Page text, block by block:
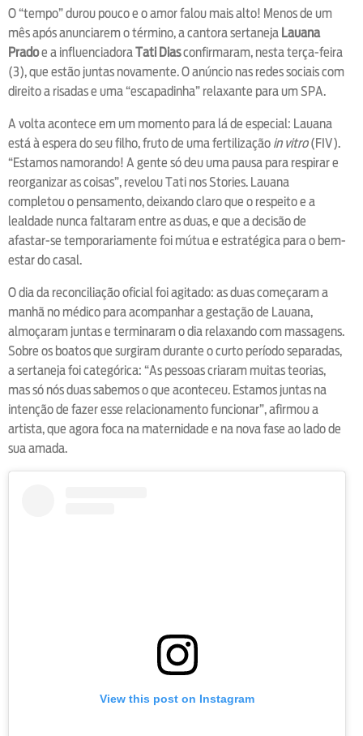
O “tempo” durou pouco e o amor falou mais alto! Menos de um
mês após anunciarem o término, a cantora sertaneja Lauana
Pradoe a influenciadoraTati Diasconfirmaram, nesta terça-feira
(3), que estão juntas novamente. O anúncio nas redes sociais com
direito a risadas e uma “escapadinha” relaxante para um SPA.
A volta acontece em um momento para lá de especial: Lauana
está à espera do seu filho, fruto de uma fertilização in vitro(FIV).
“Estamos namorando! A gente só deu uma pausa para respirar e
reorganizar as coisas”, revelou Tati nos Stories. Lauana
completou o pensamento, deixando claro que o respeito e a
lealdade nunca faltaram entre as duas, e que a decisão de
afastar-se temporariamente foi mútua e estratégica para o bem-
estar do casal.
O dia da reconciliação oficial foi agitado: as duas começaram a
manhã no médico para acompanhar a gestação de Lauana,
almoçaram juntas e terminaram o dia relaxando com massagens.
Sobre os boatos que surgiram durante o curto período separadas,
a sertaneja foi categórica: “As pessoas criaram muitas teorias,
mas só nós duas sabemos o que aconteceu. Estamos juntas na
intenção de fazer esse relacionamento funcionar”, afirmou a
artista, que agora foca na maternidade e na nova fase ao lado de
sua amada.
View this post on Instagram